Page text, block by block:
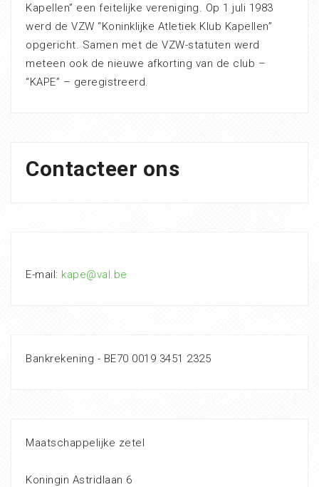
Kapellen” een feitelijke vereniging. Op 1 juli 1983
werd de VZW “Koninklijke Atletiek Klub Kapellen”
opgericht. Samen met de VZW-statuten werd
meteen ook de nieuwe afkorting van de club –
“KAPE” – geregistreerd.
Contacteer ons
E-mail: kape@val.be
Bankrekening - BE70 0019 3451 2325
Maatschappelijke zetel
Koningin Astridlaan 6